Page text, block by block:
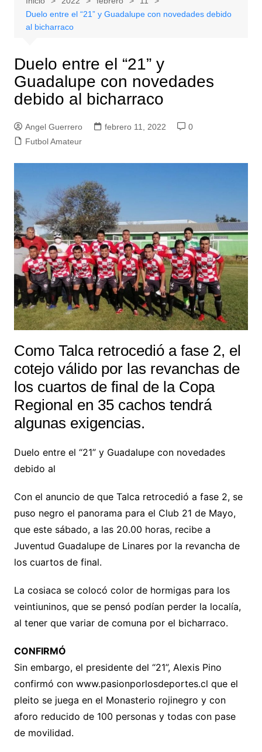
Duelo entre el “21” y Guadalupe con novedades debido
al bicharraco
Duelo entre el “21” y
Guadalupe con novedades
debido al bicharraco
Angel Guerrero febrero 11, 2022
0
Futbol Amateur
Como Talca retrocedió a fase 2, el
cotejo válido por las revanchas de
los cuartos de final de la Copa
Regional en 35 cachos tendrá
algunas exigencias.
Duelo entre el “21” y Guadalupe con novedades
debido al
Con el anuncio de que Talca retrocedió a fase 2, se
puso negro el panorama para el Club 21 de Mayo,
que este sábado, a las 20.00 horas, recibe a
Juventud Guadalupe de Linares por la revancha de
los cuartos de final.
La cosiaca se colocó color de hormigas para los
veintiuninos, que se pensó podían perder la localía,
al tener que variar de comuna por el bicharraco.
CONFIRMÓ
Sin embargo, el presidente del “21”, Alexis Pino
confirmó con www.pasionporlosdeportes.cl que el
pleito se juega en el Monasterio rojinegro y con
aforo reducido de 100 personas y todas con pase
de movilidad.